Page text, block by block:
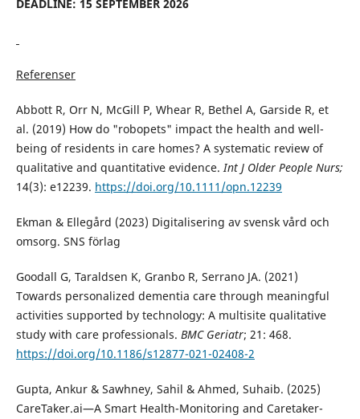
DEADLINE: 15 SEPTEMBER 2026
Referenser
Abbott R, Orr N, McGill P, Whear R, Bethel A, Garside R, et
al. (2019) How do "robopets" impact the health and well-
being of residents in care homes? A systematic review of
qualitative and quantitative evidence.Int J Older People Nurs;
14(3): e12239. https://doi.org/10.1111/opn.12239
Ekman & Ellegård (2023) Digitalisering av svensk vård och
omsorg. SNS förlag
Goodall G, Taraldsen K, Granbo R, Serrano JA. (2021)
Towards personalized dementia care through meaningful
activities supported by technology: A multisite qualitative
study with care professionals. BMC Geriatr; 21: 468.
https://doi.org/10.1186/s12877-021-02408-2
Gupta, Ankur & Sawhney, Sahil & Ahmed, Suhaib. (2025)
CareTaker.ai—A Smart Health-Monitoring and Caretaker-